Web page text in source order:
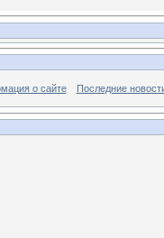
о сайте Последние